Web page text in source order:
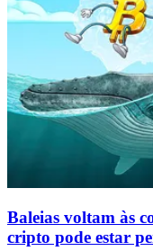
Baleias voltam às
cripto pode estar